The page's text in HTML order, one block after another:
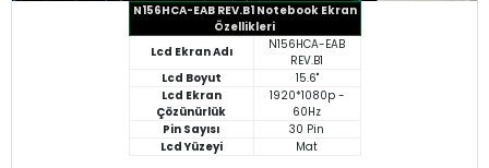
N156HCA-EAB REV.B1 Notebook Ekran
Özellikleri
Lcd Ekran Adı
N156HCA-EAB
REV.B1
Lcd Boyut
15.6"
Lcd Ekran
Çözünürlük
1920*1080p -
60Hz
Pin Sayısı
30 Pin
Lcd Yüzeyi
Mat